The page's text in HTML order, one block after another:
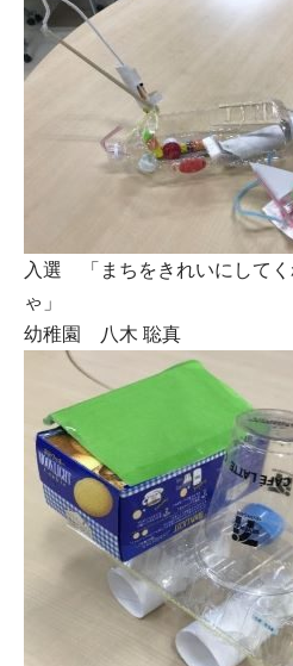
入選 「まちをきれいにしてく
ゃ」
幼稚園 八木 聡真